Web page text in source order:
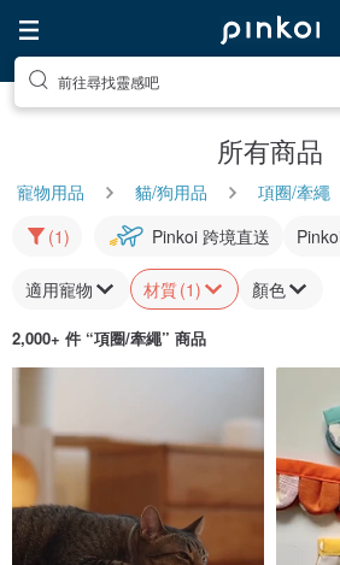
前往尋找靈感吧
所有商品
寵物用品 貓/狗用品
項圈/牽繩
(1)
Pinkoi 跨境直送
適用寵物 材質(1) 顏色
2,000+ 件 “項圈/牽繩” 商品